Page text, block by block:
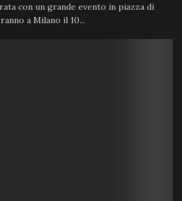
con un grande evento in piazza di
a Milano il 10...